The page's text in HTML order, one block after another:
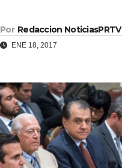
Por Redaccion NoticiasPRTV
ENE 18, 2017